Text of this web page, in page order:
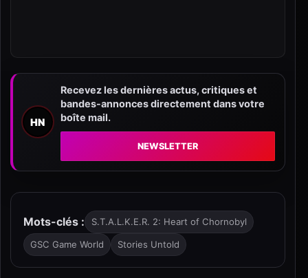
HN
Recevez les dernières actus, critiques et
bandes-annonces directement dans votre
boîte mail.
NEWSLETTER
Mots-clés : S.T.A.L.K.E.R. 2: Heart of Chornobyl
GSC Game World Stories Untold